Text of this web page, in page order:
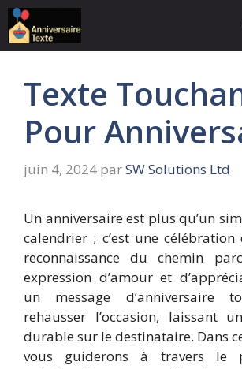
Aller
au
contenu
Texte
Pour
juin 4, 2024 parSW Solutions Ltd
Un anniversaire est plus qu’un
calendrier ; c’est une
reconnaissance du chemin
expression d’amour et
un message d’anniversaire
rehausser l’occasion, laissant
durable sur le destinataire. Dans
vous guiderons à travers le